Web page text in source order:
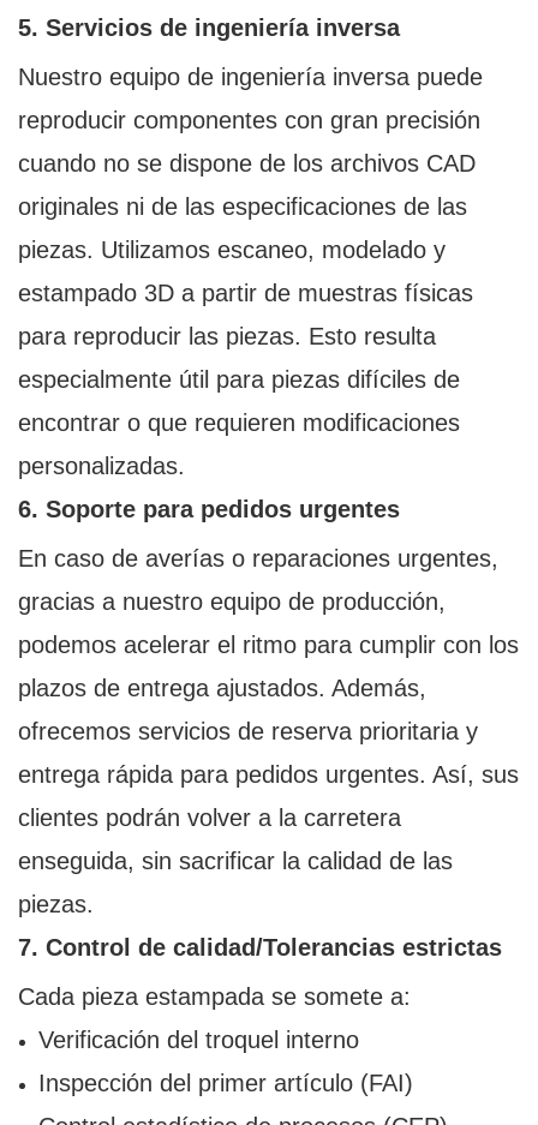
5. Servicios de ingeniería inversa
Nuestro equipo de ingeniería inversa puede
reproducir componentes con gran precisión
cuando no se dispone de los archivos CAD
originales ni de las especificaciones de las
piezas. Utilizamos escaneo, modelado y
estampado 3D a partir de muestras físicas
para reproducir las piezas. Esto resulta
especialmente útil para piezas difíciles de
encontrar o que requieren modificaciones
personalizadas.
6. Soporte para pedidos urgentes
En caso de averías o reparaciones urgentes,
gracias a nuestro equipo de producción,
podemos acelerar el ritmo para cumplir con los
plazos de entrega ajustados. Además,
ofrecemos servicios de reserva prioritaria y
entrega rápida para pedidos urgentes. Así, sus
clientes podrán volver a la carretera
enseguida, sin sacrificar la calidad de las
piezas.
7. Control de calidad/Tolerancias estrictas
Cada pieza estampada se somete a:
Verificación del troquel interno
Inspección del primer artículo (FAI)